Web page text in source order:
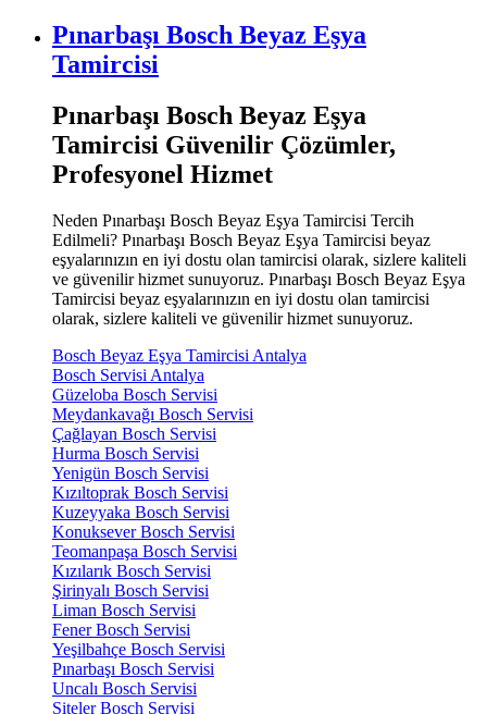
Pınarbaşı Bosch Beyaz Eşya
Tamircisi
Pınarbaşı Bosch Beyaz Eşya
Tamircisi Güvenilir Çözümler,
Profesyonel Hizmet
Neden Pınarbaşı Bosch Beyaz Eşya Tamircisi Tercih
Edilmeli? Pınarbaşı Bosch Beyaz Eşya Tamircisi beyaz
eşyalarınızın en iyi dostu olan tamircisi olarak, sizlere kaliteli
ve güvenilir hizmet sunuyoruz. Pınarbaşı Bosch Beyaz Eşya
Tamircisi beyaz eşyalarınızın en iyi dostu olan tamircisi
olarak, sizlere kaliteli ve güvenilir hizmet sunuyoruz.
Bosch Beyaz Eşya Tamircisi Antalya
Bosch Servisi Antalya
Güzeloba Bosch Servisi
Meydankavağı Bosch Servisi
Çağlayan Bosch Servisi
Hurma Bosch Servisi
Yenigün Bosch Servisi
Kızıltoprak Bosch Servisi
Kuzeyyaka Bosch Servisi
Konuksever Bosch Servisi
Teomanpaşa Bosch Servisi
Kızılarık Bosch Servisi
Şirinyalı Bosch Servisi
Liman Bosch Servisi
Fener Bosch Servisi
Yeşilbahçe Bosch Servisi
Pınarbaşı Bosch Servisi
Uncalı Bosch Servisi
Siteler Bosch Servisi